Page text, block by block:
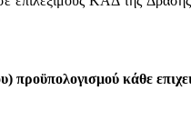
προϋπολογισμού κάθε